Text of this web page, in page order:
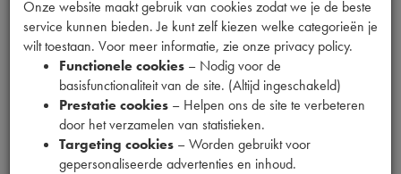
Codes
1901536 | I 23 + chaud
Maten
[PW 1]
Gerelateerde producten
Onze website maakt gebruik van cookies zodat we je de beste
service kunnen bieden. Je kunt zelf kiezen welke categorieën je
wilt toestaan. Voor meer informatie, zie onze privacy policy.
Functionele cookies – Nodig voor de
basisfunctionaliteit van de site. (Altijd ingeschakeld)
Prestatie cookies – Helpen ons de site te verbeteren
door het verzamelen van statistieken.
Targeting cookies – Worden gebruikt voor
gepersonaliseerde advertenties en inhoud.